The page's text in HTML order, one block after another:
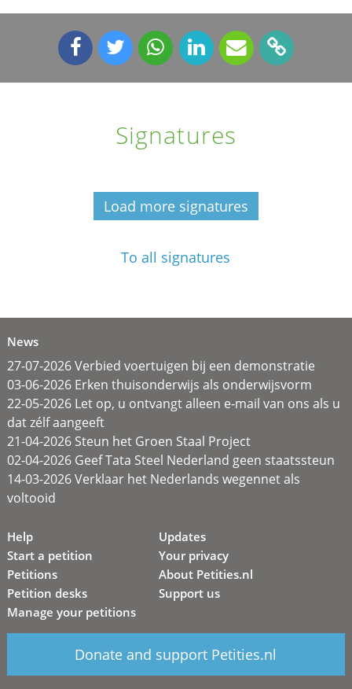
Signatures
Load more signatures
To all signatures
News
27-07-2026 Verbied voertuigen bij een demonstratie
03-06-2026 Erken thuisonderwijs als onderwijsvorm
22-05-2026 Let op, u ontvangt alleen e-mail van ons als u
dat zélf aangeeft
21-04-2026 Steun het Groen Staal Project
02-04-2026 Geef Tata Steel Nederland geen staatssteun
14-03-2026 Verklaar het Nederlands wegennet als
voltooid
Help
Start a petition
Petitions
Petition desks
Manage your petitions
Updates
Your privacy
About Petities.nl
Support us
Donate and support Petities.nl